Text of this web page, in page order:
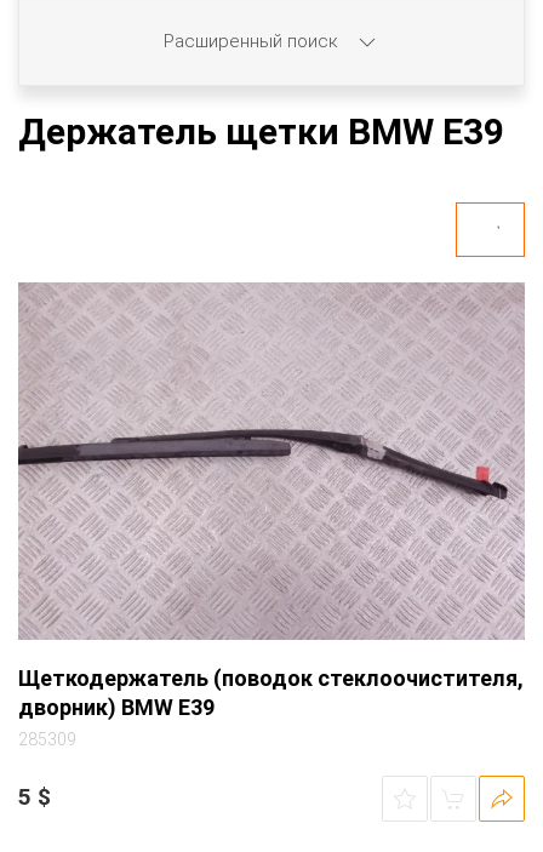
Держатель щетки BMW E39
Щеткодержатель (поводок стеклоочистителя,
дворник) BMW E39
285309
5 $
Расширенный поиск